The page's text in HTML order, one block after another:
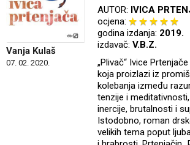
Vanja Kulaš
07. 02. 2020.
AUTOR: IVICA
ocjena:
godina izdanja: 2019.
izdavač:V.B.Z.
„Plivač“ Ivice
koja proizlazi iz
kolebanja između
tenzije i
inercije, brutalnosti i
Istodobno, roman
velikih tema poput